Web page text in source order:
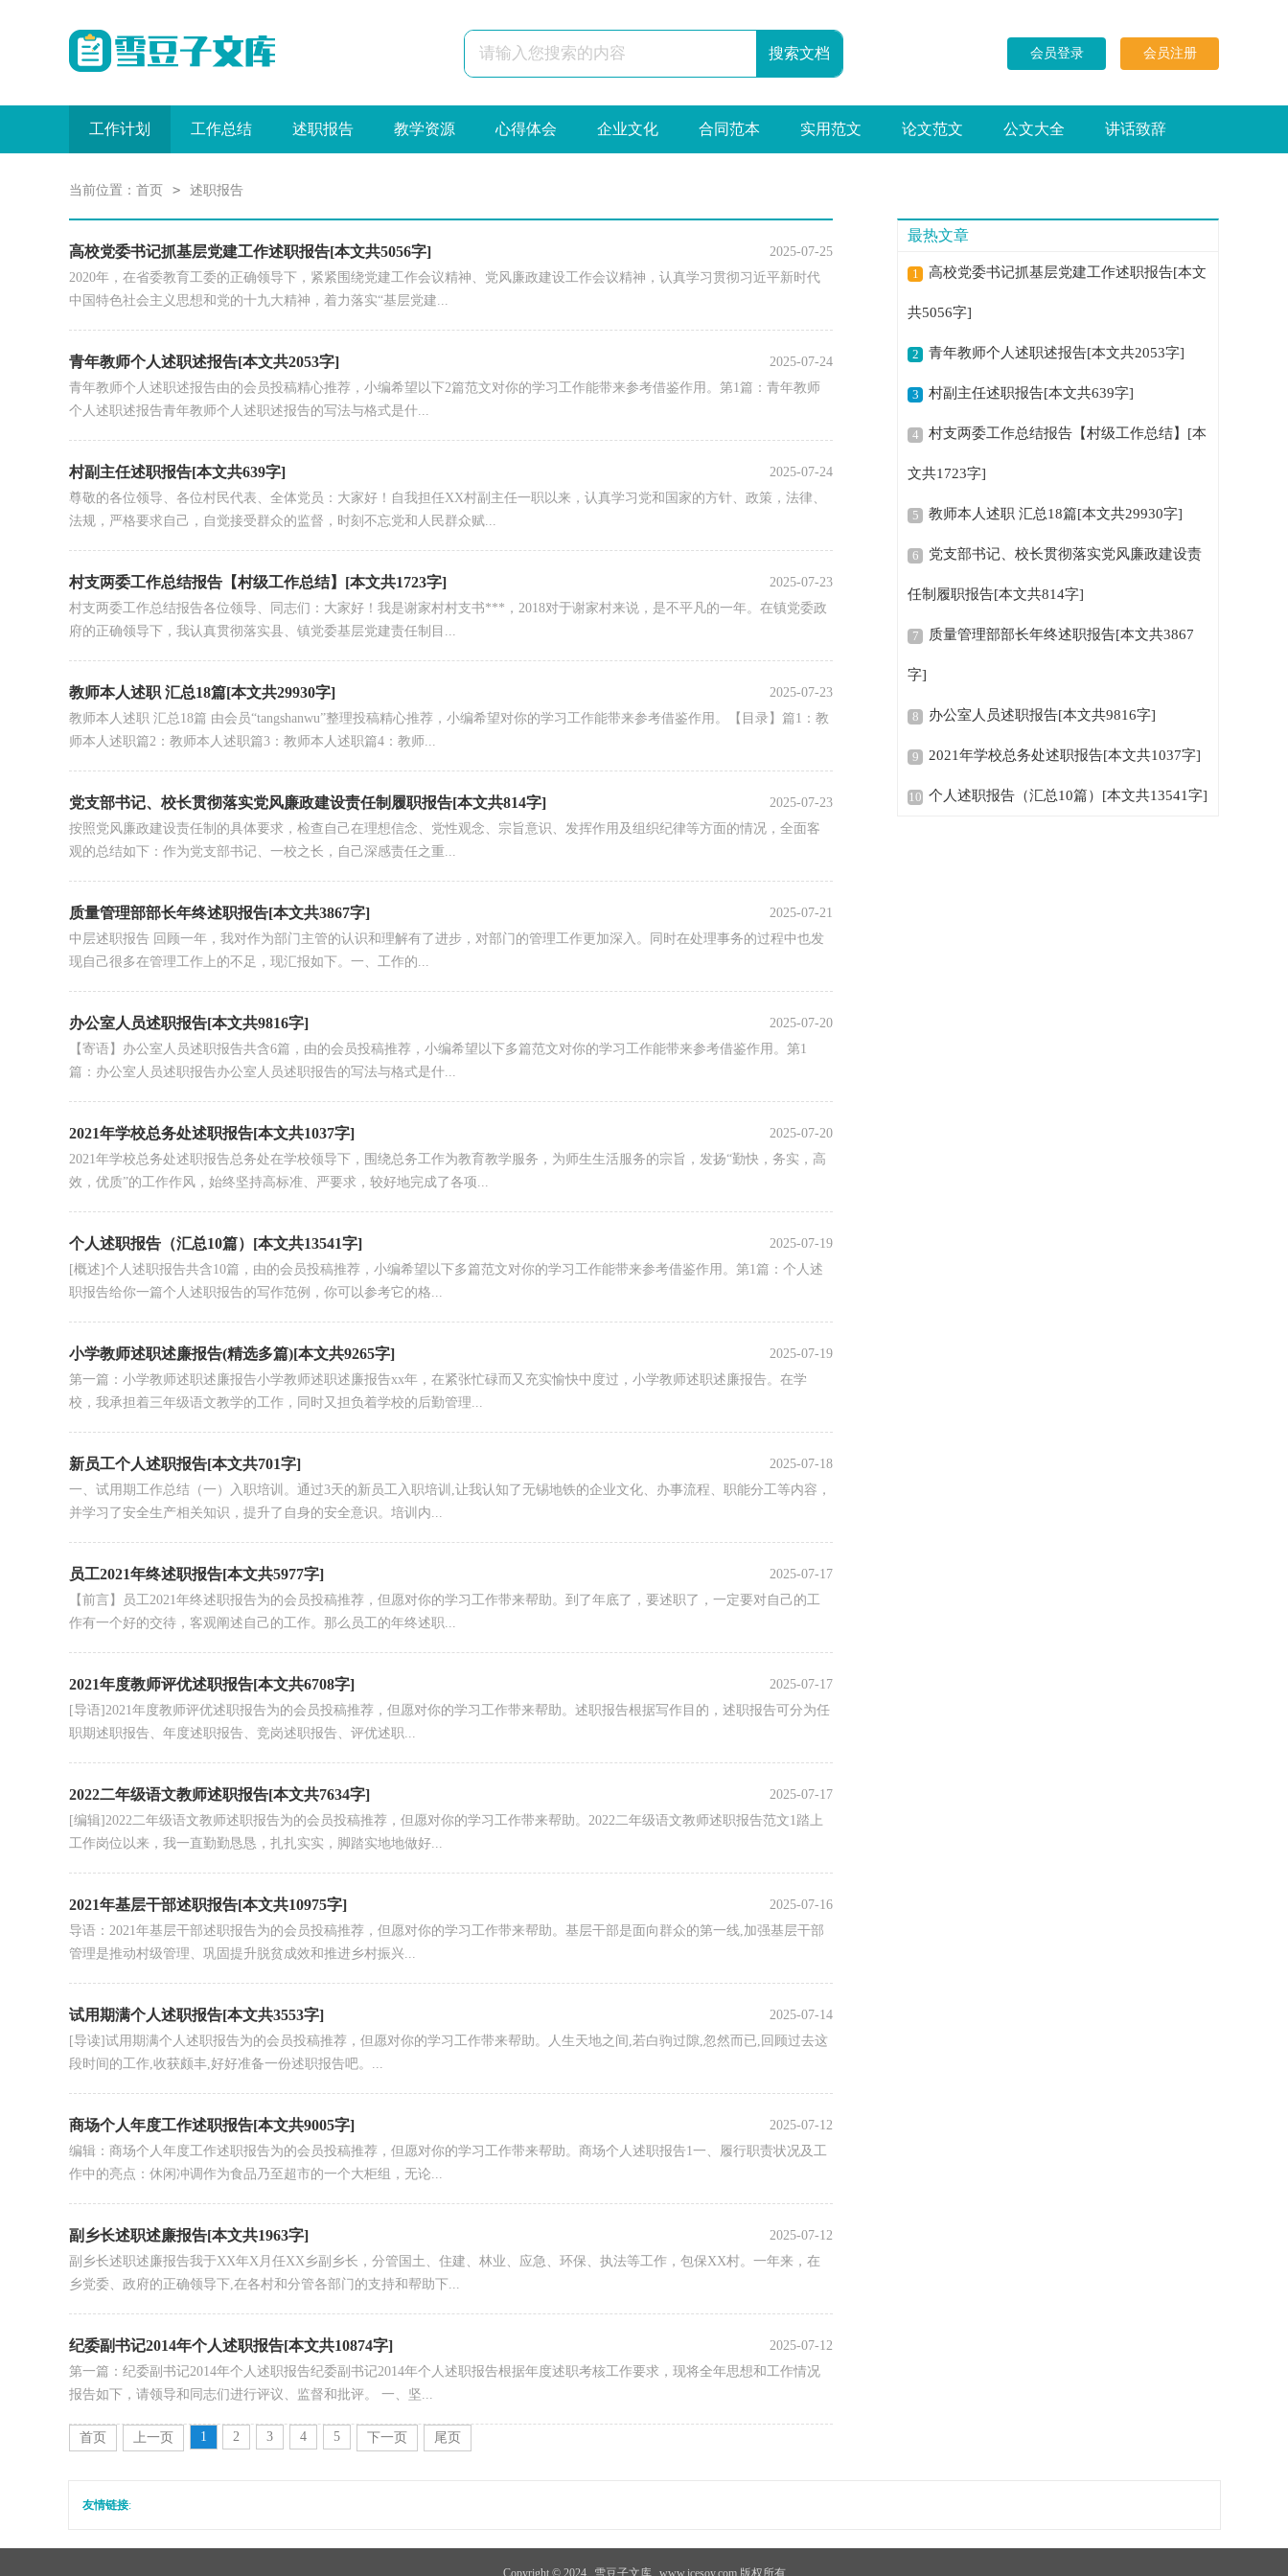
会员登录 会员注册
工作计划 工作总结 述职报告 教学资源 心得体会 企业文化 合同范本 实用范文 论文范文 公文大全 讲话致辞
当前位置： 首页 > 述职报告
高校党委书记抓基层党建工作述职报告[本文共5056字]
2025-07-25
2020年，在省委教育工委的正确领导下，紧紧围绕党建工作会议精神、党风廉政建设工作会议精神，认真学习贯彻习近平新时代
中国特色社会主义思想和党的十九大精神，着力落实“基层党建...
青年教师个人述职述报告[本文共2053字]
2025-07-24
青年教师个人述职述报告由的会员投稿精心推荐，小编希望以下2篇范文对你的学习工作能带来参考借鉴作用。第1篇：青年教师
个人述职述报告青年教师个人述职述报告的写法与格式是什...
村副主任述职报告[本文共639字]
2025-07-24
尊敬的各位领导、各位村民代表、全体党员：大家好！自我担任XX村副主任一职以来，认真学习党和国家的方针、政策，法律、
法规，严格要求自己，自觉接受群众的监督，时刻不忘党和人民群众赋...
村支两委工作总结报告【村级工作总结】[本文共1723字]
2025-07-23
村支两委工作总结报告各位领导、同志们：大家好！我是谢家村村支书***，2018对于谢家村来说，是不平凡的一年。在镇党委政
府的正确领导下，我认真贯彻落实县、镇党委基层党建责任制目...
教师本人述职 汇总18篇[本文共29930字]
2025-07-23
教师本人述职 汇总18篇 由会员“tangshanwu”整理投稿精心推荐，小编希望对你的学习工作能带来参考借鉴作用。【目录】篇1：教
师本人述职篇2：教师本人述职篇3：教师本人述职篇4：教师...
党支部书记、校长贯彻落实党风廉政建设责任制履职报告[本文共814字]
2025-07-23
按照党风廉政建设责任制的具体要求，检查自己在理想信念、党性观念、宗旨意识、发挥作用及组织纪律等方面的情况，全面客
观的总结如下：作为党支部书记、一校之长，自己深感责任之重...
质量管理部部长年终述职报告[本文共3867字]
2025-07-21
中层述职报告 回顾一年，我对作为部门主管的认识和理解有了进步，对部门的管理工作更加深入。同时在处理事务的过程中也发
现自己很多在管理工作上的不足，现汇报如下。一、工作的...
办公室人员述职报告[本文共9816字]
2025-07-20
【寄语】办公室人员述职报告共含6篇，由的会员投稿推荐，小编希望以下多篇范文对你的学习工作能带来参考借鉴作用。第1
篇：办公室人员述职报告办公室人员述职报告的写法与格式是什...
2021年学校总务处述职报告[本文共1037字]
2025-07-20
2021年学校总务处述职报告总务处在学校领导下，围绕总务工作为教育教学服务，为师生生活服务的宗旨，发扬“勤快，务实，高
效，优质”的工作作风，始终坚持高标准、严要求，较好地完成了各项...
个人述职报告（汇总10篇）[本文共13541字]
2025-07-19
[概述]个人述职报告共含10篇，由的会员投稿推荐，小编希望以下多篇范文对你的学习工作能带来参考借鉴作用。第1篇：个人述
职报告给你一篇个人述职报告的写作范例，你可以参考它的格...
小学教师述职述廉报告(精选多篇)[本文共9265字]
2025-07-19
第一篇：小学教师述职述廉报告小学教师述职述廉报告xx年，在紧张忙碌而又充实愉快中度过，小学教师述职述廉报告。在学
校，我承担着三年级语文教学的工作，同时又担负着学校的后勤管理...
新员工个人述职报告[本文共701字]
2025-07-18
一、试用期工作总结（一）入职培训。通过3天的新员工入职培训,让我认知了无锡地铁的企业文化、办事流程、职能分工等内容，
并学习了安全生产相关知识，提升了自身的安全意识。培训内...
员工2021年终述职报告[本文共5977字]
2025-07-17
【前言】员工2021年终述职报告为的会员投稿推荐，但愿对你的学习工作带来帮助。到了年底了，要述职了，一定要对自己的工
作有一个好的交待，客观阐述自己的工作。那么员工的年终述职...
2021年度教师评优述职报告[本文共6708字]
2025-07-17
[导语]2021年度教师评优述职报告为的会员投稿推荐，但愿对你的学习工作带来帮助。述职报告根据写作目的，述职报告可分为任
职期述职报告、年度述职报告、竞岗述职报告、评优述职...
2022二年级语文教师述职报告[本文共7634字]
2025-07-17
[编辑]2022二年级语文教师述职报告为的会员投稿推荐，但愿对你的学习工作带来帮助。2022二年级语文教师述职报告范文1踏上
工作岗位以来，我一直勤勤恳恳，扎扎实实，脚踏实地地做好...
2021年基层干部述职报告[本文共10975字]
2025-07-16
导语：2021年基层干部述职报告为的会员投稿推荐，但愿对你的学习工作带来帮助。基层干部是面向群众的第一线,加强基层干部
管理是推动村级管理、巩固提升脱贫成效和推进乡村振兴...
试用期满个人述职报告[本文共3553字]
2025-07-14
[导读]试用期满个人述职报告为的会员投稿推荐，但愿对你的学习工作带来帮助。人生天地之间,若白驹过隙,忽然而已,回顾过去这
段时间的工作,收获颇丰,好好准备一份述职报告吧。...
商场个人年度工作述职报告[本文共9005字]
2025-07-12
编辑：商场个人年度工作述职报告为的会员投稿推荐，但愿对你的学习工作带来帮助。商场个人述职报告1一、履行职责状况及工
作中的亮点：休闲冲调作为食品乃至超市的一个大柜组，无论...
副乡长述职述廉报告[本文共1963字]
2025-07-12
副乡长述职述廉报告我于XX年X月任XX乡副乡长，分管国土、住建、林业、应急、环保、执法等工作，包保XX村。一年来，在
乡党委、政府的正确领导下,在各村和分管各部门的支持和帮助下...
纪委副书记2014年个人述职报告[本文共10874字]
2025-07-12
第一篇：纪委副书记2014年个人述职报告纪委副书记2014年个人述职报告根据年度述职考核工作要求，现将全年思想和工作情况
报告如下，请领导和同志们进行评议、监督和批评。 一、坚...
首页 上一页 1 2 3 4 5 下一页 尾页
最热文章
1 高校党委书记抓基层党建工作述职报告[本文
共5056字]
2 青年教师个人述职述报告[本文共2053字]
3 村副主任述职报告[本文共639字]
4 村支两委工作总结报告【村级工作总结】[本
文共1723字]
5 教师本人述职 汇总18篇[本文共29930字]
6 党支部书记、校长贯彻落实党风廉政建设责
任制履职报告[本文共814字]
7 质量管理部部长年终述职报告[本文共3867
字]
8 办公室人员述职报告[本文共9816字]
9 2021年学校总务处述职报告[本文共1037字]
10 个人述职报告（汇总10篇）[本文共13541字]
友情链接:
Copyright © 2024 雪豆子文库 www.icesoy.com 版权所有